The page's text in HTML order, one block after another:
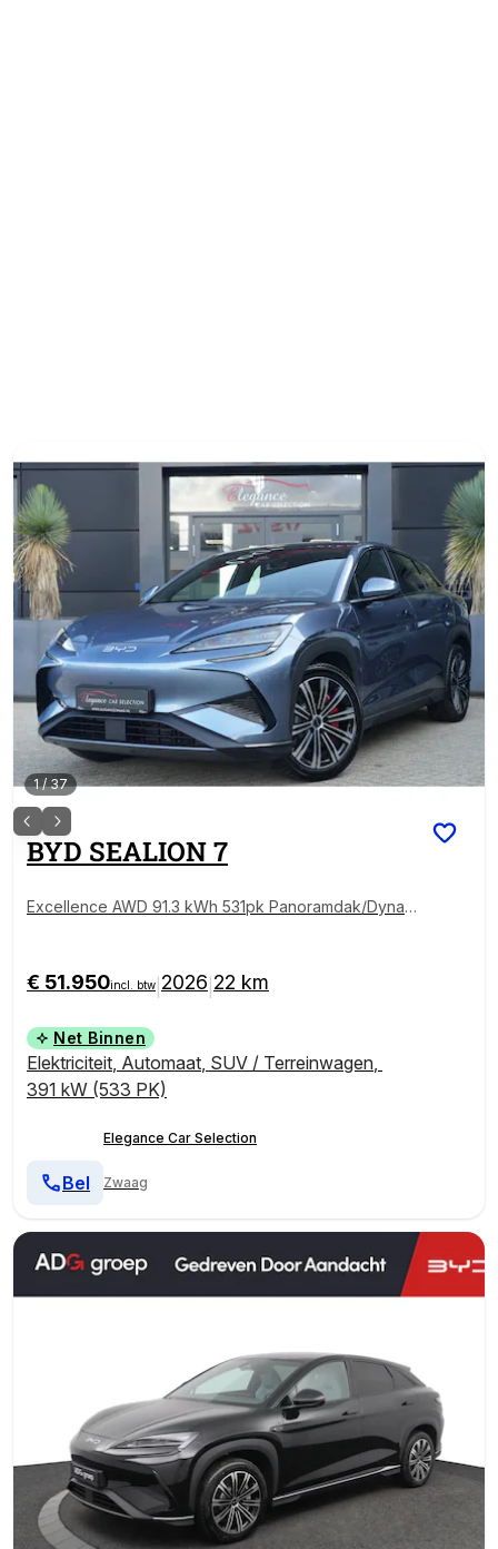
1/37
BYD SEALION 7
Excellence AWD 91.3 kWh 531pk Panoramdak/Dynau
€ 51.950incl. btw 2026 22 km
Net Binnen
Elektriciteit, Automaat, SUV / Terreinwagen,
391 kW (533 PK)
Elegance Car Selection
Zwaag
Bel